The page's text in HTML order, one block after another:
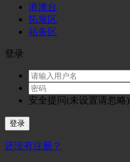
港澳台
拓展区
站务区
登录
安全提问(未设置请忽略)
登录
还没有注册？